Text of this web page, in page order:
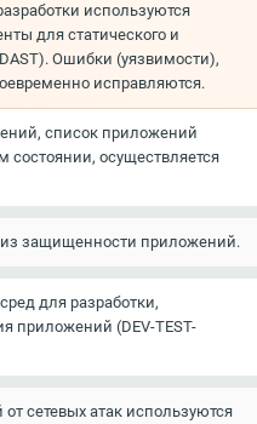
используются
для статического и
Ошибки (уязвимости),
исправляются.
список приложений
состоянии, осуществляется
защищенности приложений.
для разработки,
приложений (DEV-TEST-
сетевых атак используются